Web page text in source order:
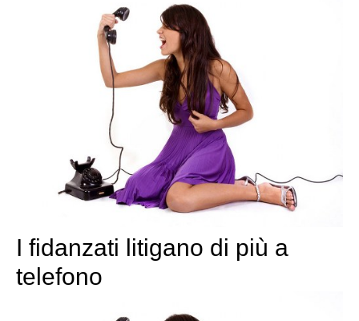
I fidanzati litigano di più a
telefono